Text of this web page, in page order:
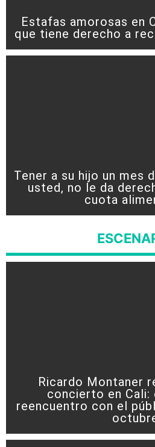
Estafas amorosas en
que tiene derecho a
Tener a su hijo un mes
usted, no le da
cuota
Ricardo Montaner
concierto en Cali:
reencuentro con el